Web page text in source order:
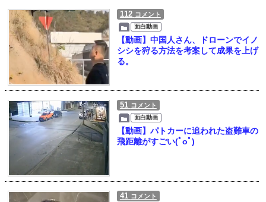
112 コメント
面白動画
【動画】中国人さん、ドローンでイノ
シシを狩る方法を考案して成果を上げ
る。
51 コメント
面白動画
【動画】パトカーに追われた盗難車の
飛距離がすごい(ﾟoﾟ)
41 コメント